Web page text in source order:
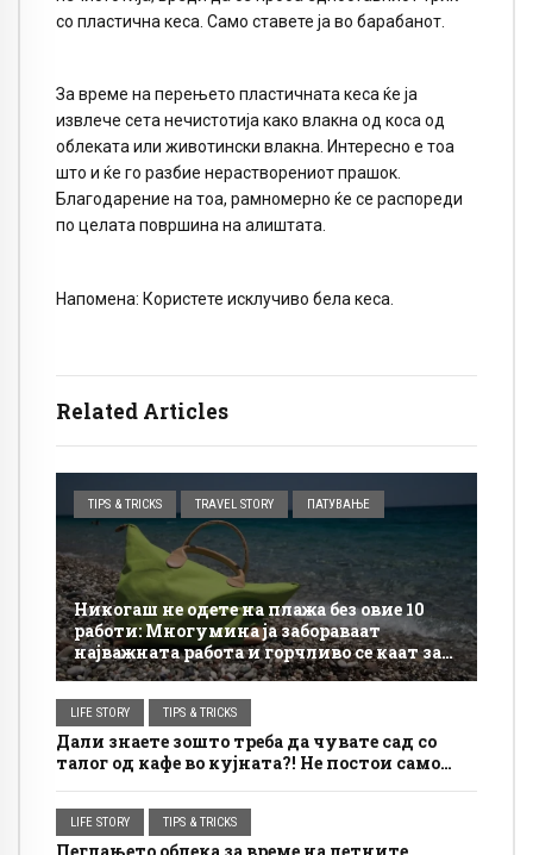
Related Articles
TIPS & TRICKS TRAVEL STORY ПАТУВАЊЕ
Никогаш не одете на плажа без овие 10
работи: Многумина ја забораваат
најважната работа и горчливо се каат за
неа
LIFE STORY TIPS & TRICKS
Дали знаете зошто треба да чувате сад со
талог од кафе во кујната?! Не постои само
LIFE STORY TIPS & TRICKS
со пластична кеса. Само ставете ја во барабанот.
За време на перењето пластичната кеса ќе ја
извлече сета нечистотија како влакна од коса од
облеката или животински влакна. Интересно е тоа
што и ќе го разбие нерастворениот прашок.
Благодарение на тоа, рамномерно ќе се распореди
по целата површина на алиштата.
Напомена: Користете исклучиво бела кеса.